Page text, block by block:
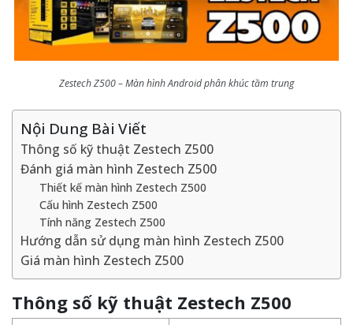
Zestech Z500 – Màn hình Android phân khúc tầm trung
Nội Dung Bài Viết
Thông số kỹ thuật Zestech Z500
Đánh giá màn hình Zestech Z500
Thiết kế màn hình Zestech Z500
Cấu hình Zestech Z500
Tính năng Zestech Z500
Hướng dẫn sử dụng màn hình Zestech Z500
Giá màn hình Zestech Z500
Thông số kỹ thuật Zestech Z500